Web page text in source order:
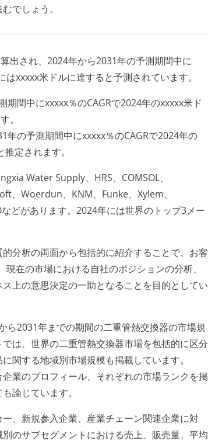
でしょう。
出され、2024年から2031年の予測期間中に
xxxxx米ドルに達すると予測されています。
間中にxxxxx％のCAGRで2024年のxxxxx米ド
。
の予測期間中にxxxxx％のCAGRで2024年の
定されます。
Water Supply、HRS、COMSOL、
、Woerdun、KNM、Funke、Xylem、
どがあります。2024年には世界のトップ3メー
分析の両面から包括的に紹介することで、お客
在の市場における自社のポジションの分析、
上の意思決定の一助となることを目的としてい
ら2031年までの期間の二重管熱交換器の市場規
は、世界の二重管熱交換器市場を包括的に区分
関する地域別市場規模も掲載しています。
業のプロフィール、それぞれの市場ランクを掲
論じています。
、新規参入企業、産業チェーン関連企業に対
のサブセグメントにおける売上、販売量、平均